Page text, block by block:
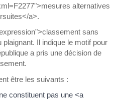
alternatives
a>.
sans
Il indique le motif pour
a pris une décision de
être les suivants :
constituent pas une <a